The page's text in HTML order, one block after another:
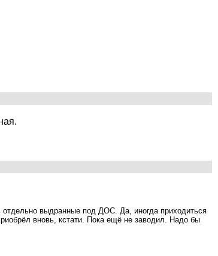
выдранные под ДОС. Да, иногда приходиться
вновь, кстати. Пока ещё не заводил. Надо бы